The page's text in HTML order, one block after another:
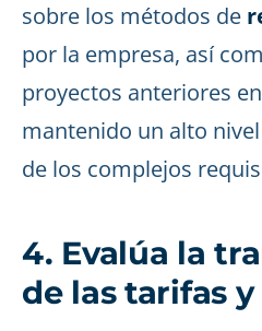
sobre los métodos de
por la empresa, así
proyectos anteriores
mantenido un alto
de los complejos
4. Evalúa la
de las tarifas